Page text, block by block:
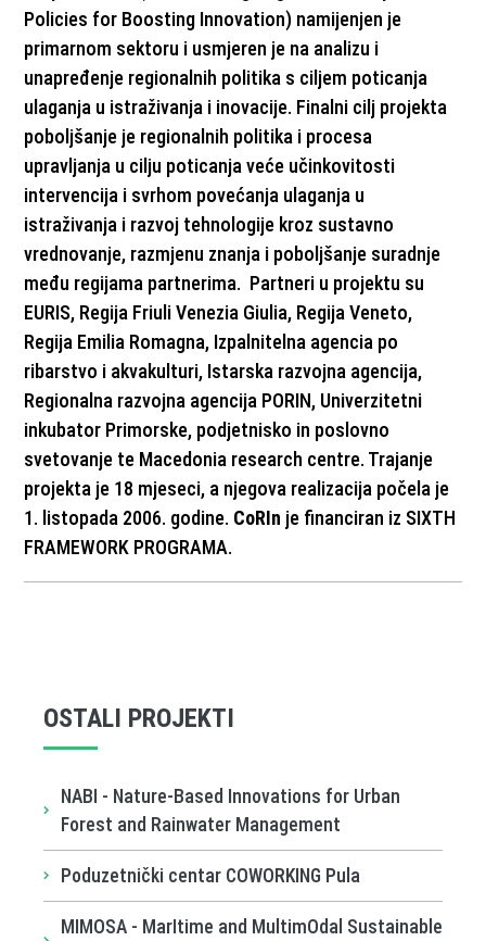
Policies for Boosting Innovation) namijenjen je
primarnom sektoru i usmjeren je na analizu i
unapređenje regionalnih politika s ciljem poticanja
ulaganja u istraživanja i inovacije. Finalni cilj projekta
poboljšanje je regionalnih politika i procesa
upravljanja u cilju poticanja veće učinkovitosti
intervencija i svrhom povećanja ulaganja u
istraživanja i razvoj tehnologije kroz sustavno
vrednovanje, razmjenu znanja i poboljšanje suradnje
među regijama partnerima. Partneri u projektu su
EURIS, Regija Friuli Venezia Giulia, Regija Veneto,
Regija Emilia Romagna, Izpalnitelna agencia po
ribarstvo i akvakulturi, Istarska razvojna agencija,
Regionalna razvojna agencija PORIN, Univerzitetni
inkubator Primorske, podjetnisko in poslovno
svetovanje te Macedonia research centre. Trajanje
projekta je 18 mjeseci, a njegova realizacija počela je
1. listopada 2006. godine. CoRIn je financiran iz SIXTH
FRAMEWORK PROGRAMA.
OSTALI PROJEKTI
NABI - Nature-Based Innovations for Urban
Forest and Rainwater Management
Poduzetnički centar COWORKING Pula
MIMOSA - MarItime and MultimOdal Sustainable